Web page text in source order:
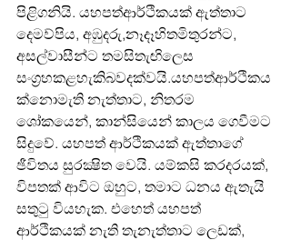
පිළිගනියි. යහපත්ආර්ථිකයක් ඇත්තාට
දෙමව්පිය, අඹුදරු,නෑදෑහිතමිතුරන්ට,
අසල්වාසීන්ට තමසිතැඟිලෙස
සංග්‍රහකළහැකිබවදක්වයි.යහපත්ආර්ථිකය
ක්නොමැති නැත්තාට, නිතරම
ශෝකයෙන්, කාන්සියෙන් කාලය ගෙවීමට
සිදුවේ. යහපත් ආර්ථිකයක් ඇත්තාගේ
ඡීවිතය සුරක්‍ෂිත වෙයි. යම්කසි කරදරයක්,
විපතක් ආවිට ඔහුට, තමාට ධනය ඇතැයි
සතුටු වියහැක. එ‍හෙත් යහපත්
ආර්ථිකයක් නැති තැනැත්තාට ‍ලෙඩක්,